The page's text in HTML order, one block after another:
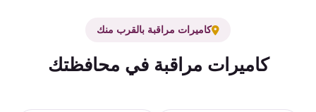
كاميرات مراقبة بالقرب منك
كاميرات مراقبة في محافظتك